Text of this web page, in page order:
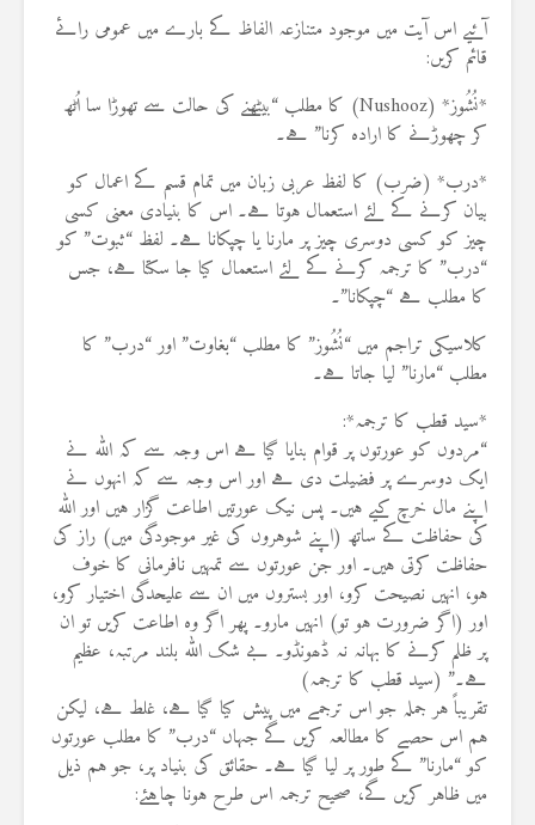
آئیے اس آیت میں موجود متنازعہ الفاظ کے بارے میں عمومی رائے
قائم کریں:
*نُشُوز* (Nushooz) کا مطلب “بیٹھنے کی حالت سے تھوڑا سا اُٹھ
کر چھوڑنے کا ارادہ کرنا” ہے۔
*درب* (ضرب) کا لفظ عربی زبان میں تمام قسم کے اعمال کو
بیان کرنے کے لئے استعمال ہوتا ہے۔ اس کا بنیادی معنی کسی
چیز کو کسی دوسری چیز پر مارنا یا چپکانا ہے۔ لفظ “ثبوت” کو
“درب” کا ترجمہ کرنے کے لئے استعمال کیا جا سکتا ہے، جس
کا مطلب ہے “چپکانا”۔
کلاسیکی تراجم میں “نُشُوز” کا مطلب “بغاوت” اور “درب” کا
مطلب “مارنا” لیا جاتا ہے۔
*سید قطب کا ترجمہ*:
“مردوں کو عورتوں پر قوام بنایا گیا ہے اس وجہ سے کہ اللہ نے
ایک دوسرے پر فضیلت دی ہے اور اس وجہ سے کہ انہوں نے
اپنے مال خرچ کیے ہیں۔ پس نیک عورتیں اطاعت گزار ہیں اور اللہ
کی حفاظت کے ساتھ (اپنے شوہروں کی غیر موجودگی میں) راز کی
حفاظت کرتی ہیں۔ اور جن عورتوں سے تمہیں نافرمانی کا خوف
ہو، انہیں نصیحت کرو، اور بستروں میں ان سے علیحدگی اختیار کرو،
اور (اگر ضرورت ہو تو) انہیں مارو۔ پھر اگر وہ اطاعت کریں تو ان
پر ظلم کرنے کا بہانہ نہ ڈھونڈو۔ بے شک اللہ بلند مرتبہ، عظیم
ہے۔” (سید قطب کا ترجمہ)
تقریباً ہر جملہ جو اس ترجمے میں پیش کیا گیا ہے، غلط ہے، لیکن
ہم اس حصے کا مطالعہ کریں گے جہاں “درب” کا مطلب عورتوں
کو “مارنا” کے طور پر لیا گیا ہے۔ حقائق کی بنیاد پر، جو ہم ذیل
میں ظاہر کریں گے، صحیح ترجمہ اس طرح ہونا چاہئے: